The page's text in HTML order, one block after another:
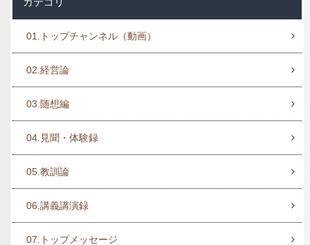
01.トップチャンネル（動画）
02.経営論
03.随想編
04.見聞・体験録
05.教訓論
06.講義講演録
07.トップメッセージ